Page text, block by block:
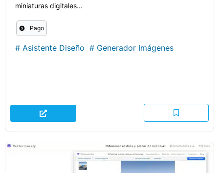
miniaturas digitales...
Pago
# Asistente Diseño # Generador Imágenes